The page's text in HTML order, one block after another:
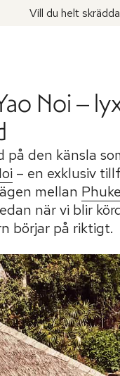
Vill du helt
Noi –
den känsla
– en exklusiv
mellan
när vi blir
börjar på riktigt.